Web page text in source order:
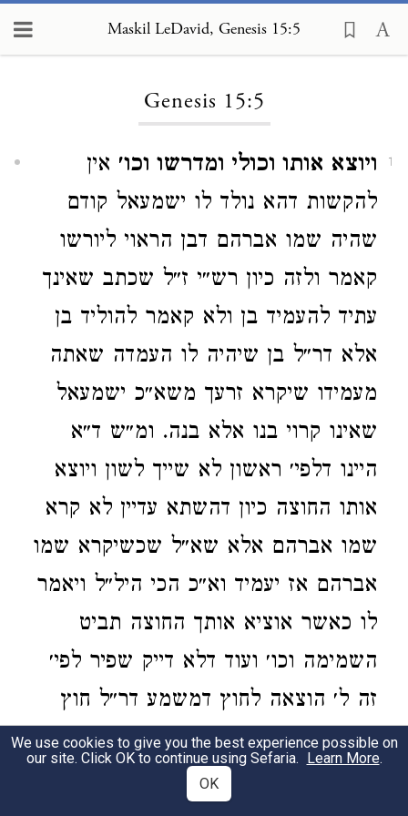
Maskil LeDavid, Genesis 15:5
Genesis 15:5
1 ויוצא אותו וכולי ומדרשו וכו׳ אין
להקשות דהא נולד לו ישמעאל קודם
שהיה שמו אברהם דבן הראוי ליורשו
קאמר ולזה כיון רש״י ז״ל שכתב שאינך
עתיד להעמיד בן ולא קאמר להוליד בן
אלא דר״ל בן שיהיה לו העמדה שאתה
מעמידו שיקרא זרעך משא״כ ישמעאל
שאינו קרוי בנו אלא בנה. ומ״ש ד״א
היינו דלפי׳ ראשון לא שייך לשון ויוצא
אותו החוצה כיון דהשתא עדיין לא קרא
שמו אברהם אלא שא״ל שכשיקרא שמו
אברהם אז יעמיד וא״כ הכי היל״ל ויאמר
לו כאשר אוציא אותך החוצה תביט
השמימה וכו׳ ועוד דלא דייק שפיר לפי׳
זה ל׳ הוצאה לחוץ דמשמע דר״ל חוץ
מהמזל לגמרי וכדא״ל צא מאצטגנינות
שלך ולפי זה אדרבא אין זה יוצא מענין
We use cookies to give you the best experience possible on
our site. Click OK to continue using Sefaria. Learn More.
OK